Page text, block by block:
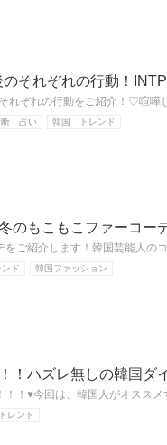
のそれぞれの行動！
れぞれの行動をご紹介！♡喧
占い 韓国 トレンド
のもこもこファーコー
ご紹介します！韓国芸能人の
ド 韓国ファッション
！ハズレ無しの韓国ダ
！！♥今回は、韓国人がオスス
レンド